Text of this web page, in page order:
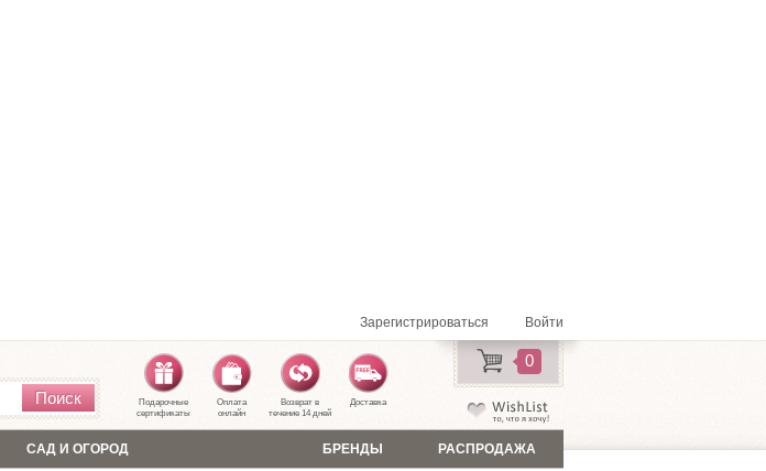
Зарегистрироваться Войти
0
Поиск
Подарочные
сертификаты
Оплата
онлайн
Возврат в
течение 14 дней
Доставка
САД И ОГОРОД РАСПРОДАЖА
БРЕНДЫ